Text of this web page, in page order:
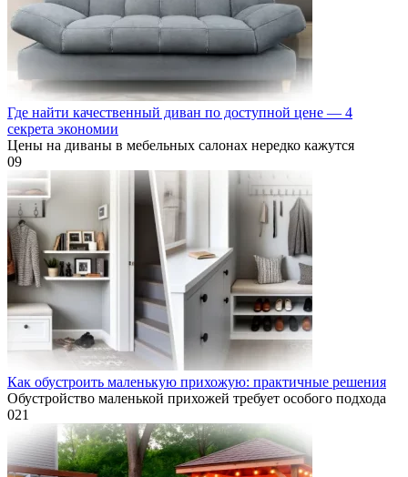
Где найти качественный диван по доступной цене — 4
секрета экономии
Цены на диваны в мебельных салонах нередко кажутся
09
Как обустроить маленькую прихожую: практичные решения
Обустройство маленькой прихожей требует особого подхода
021